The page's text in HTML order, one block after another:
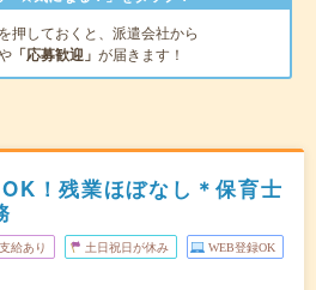
押しておくと、派遣会社から
「応募歓迎」 が届きます！
！残業ほぼなし＊保育士
給あり 土日祝日が休み WEB登録OK